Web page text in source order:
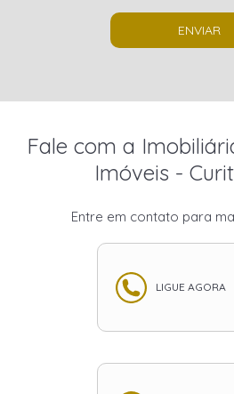
ENVIAR
Fale com a
Imóveis -
Entre em contato para
LIGUE AGORA